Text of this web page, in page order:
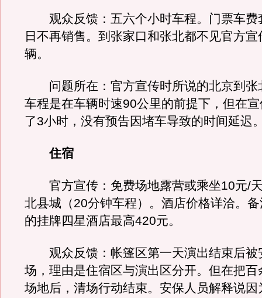
观众反馈：五六个小时车程。门票车费
日不再销售。到张家口和张北都不见官方宣
辆。
问题所在：官方宣传时所说的北京到张
车程是在车辆时速90公里的前提下，但在
了3小时，没有预告因堵车导致的时间延迟
住宿
官方宣传：免费场地露营或乘坐10元/
北县城（20分钟车程）。酒店价格详洽。
的挂牌四星酒店最高420元。
观众反馈：帐篷区第一天演出结束后被
场，理由是住宿区与演出区分开。但在把百
场地后，清场行动结束。安保人员解释说因